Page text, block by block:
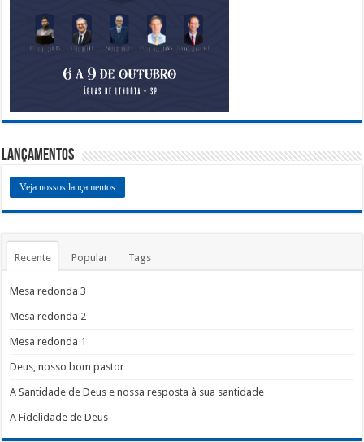
Lançamentos
Veja nossos lançamentos
Recente Popular Tags
Mesa redonda 3
Mesa redonda 2
Mesa redonda 1
Deus, nosso bom pastor
A Santidade de Deus e nossa resposta à sua santidade
A Fidelidade de Deus